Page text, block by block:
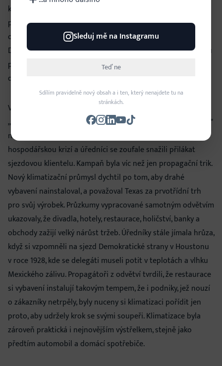
kromě toho i restauraci a telefony ve všech padesáti
pokojích, to vše za 2,50 dolaru za noc při obsazení dvěma
osobami. Motor Inn se také stal obětí špatného načasování.
Druhá světová válka a přídělový systém přišly jen pár měsíců
po jeho otevření a tvrdě zasáhly do cestovního ruchu, který
doufal přilákat.
V roce 1934 zahájil Texas pod vedením guvernérky Miriam
„Ma" Fergusonové z veřejných peněz financovanou „kampaň"
na zavedení klimatizace po celém státě. Stát byl zmítán
hospodářskou krizí a úředníci se zoufale snažili přilákat
sjezdovou klientelu. Kampaň byla víc než jen propagační trik.
Nový klimatizační průmysl dychtil po tom, aby drahé
vybavení nainstaloval, a považoval Texas za prvotřídní trh
pro svůj výrobek. Průzkumy vypracované samotným odvětvím
ukazovaly, že divadla, hotely, restaurace, holičství, banky a
obchody zažijí velký nárůst tržeb. Úředníky stále jímala hrůza,
když si vzpomněli na sjezd Demokratické strany v Houstonu
v roce 1928, kde se delegáti museli potit v teplotách a vlhku
Mexického zálivu. Propagátoři z odvětví tvrdili, že restaurace
si vybavení instalují takovým tempem, že i podniky, jež nouzí
o zákazníky netrpěly, byly nuceny si klimatizaci pořídit jen
proto, aby udržely krok se svými soupeři. Klimatizace byla
zároveň praktická i nejnovějším výstřelkem, stejně jako
předtím automobil a domácí spotřebiče.
Sleduj mě na Instagramu
Teď ne
Sdílím pravidelně nový obsah a i ten, který nenajdete tu na
stránkách.